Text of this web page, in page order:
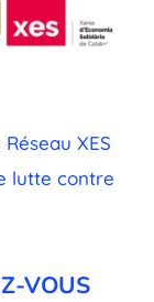
Réseau XES
lutte contre
VOUS